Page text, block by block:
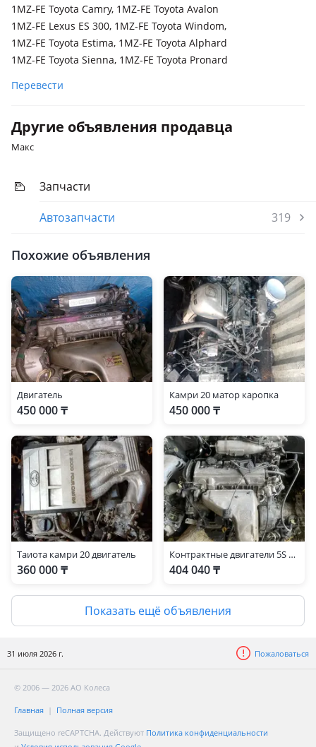
1MZ-FE Toyota Camry, 1MZ-FE Toyota Avalon
1MZ-FE Lexus ES 300, 1MZ-FE Toyota Windom,
1MZ-FE Toyota Estima, 1MZ-FE Toyota Alphard
1MZ-FE Toyota Sienna, 1MZ-FE Toyota Pronard
Перевести
Другие объявления продавца
Макс
Запчасти
Автозапчасти
319
Похожие объявления
Двигатель
450 000 ₸
Камри 20 матор каропка
450 000 ₸
Таиота камри 20 двигатель
360 000 ₸
Контрактные двигатели 5S 2, 2
404 040 ₸
Показать ещё объявления
31 июля 2026 г. Пожаловаться
© 2006 — 2026 АО Колеса
Главная Полная версия
Защищено reCAPTCHA. Действуют Политика конфиденциальности